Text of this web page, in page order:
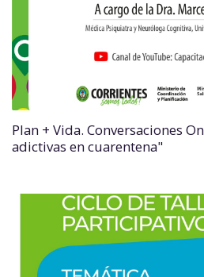
Plan + Vida. Conversaciones
adictivas en cuarentena"